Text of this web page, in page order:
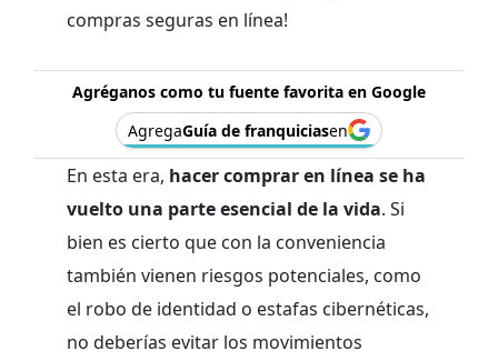
compras seguras en línea!
Agréganos como tu fuente favorita en Google
AgregaGuía de franquiciasen
En esta era, hacer comprar en línea se ha
vuelto una parte esencial de la vida. Si
bien es cierto que con la conveniencia
también vienen riesgos potenciales, como
el robo de identidad o estafas cibernéticas,
no deberías evitar los movimientos